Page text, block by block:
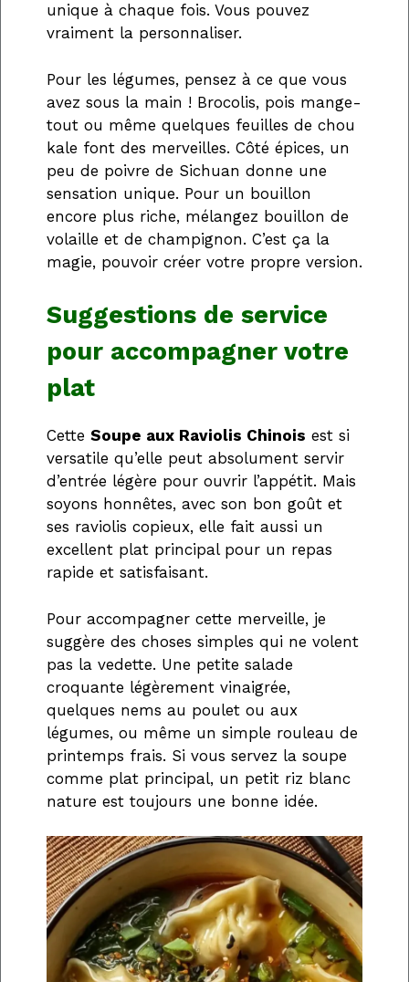
unique à chaque fois. Vous pouvez
vraiment la personnaliser.
Pour les légumes, pensez à ce que vous
avez sous la main ! Brocolis, pois mange-
tout ou même quelques feuilles de chou
kale font des merveilles. Côté épices, un
peu de poivre de Sichuan donne une
sensation unique. Pour un bouillon
encore plus riche, mélangez bouillon de
volaille et de champignon. C’est ça la
magie, pouvoir créer votre propre version.
Suggestions de service
pour accompagner votre
plat
Cette Soupe aux Raviolis Chinois est si
versatile qu’elle peut absolument servir
d’entrée légère pour ouvrir l’appétit. Mais
soyons honnêtes, avec son bon goût et
ses raviolis copieux, elle fait aussi un
excellent plat principal pour un repas
rapide et satisfaisant.
Pour accompagner cette merveille, je
suggère des choses simples qui ne volent
pas la vedette. Une petite salade
croquante légèrement vinaigrée,
quelques nems au poulet ou aux
légumes, ou même un simple rouleau de
printemps frais. Si vous servez la soupe
comme plat principal, un petit riz blanc
nature est toujours une bonne idée.